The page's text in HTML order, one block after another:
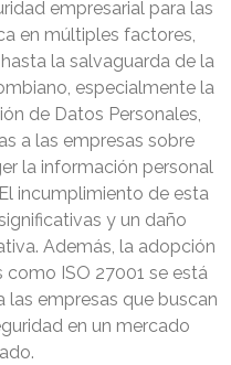
empresarial para las
en múltiples factores,
la salvaguarda de la
especialmente la
de Datos Personales,
a las empresas sobre
la información personal
incumplimiento de esta
y un daño
Además, la adopción
ISO 27001 se está
empresas que buscan
en un mercado